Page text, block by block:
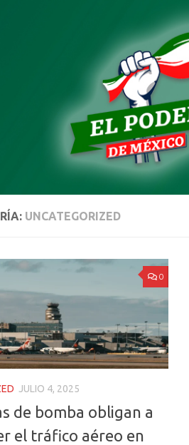
UNCATEGORIZED
0
JULIO 4, 2025
de bomba obligan a
el tráfico aéreo en